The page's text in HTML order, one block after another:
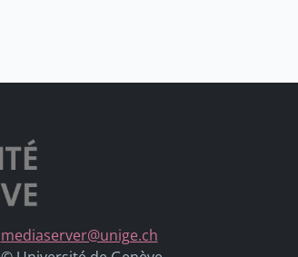
mediaserver@unige.ch